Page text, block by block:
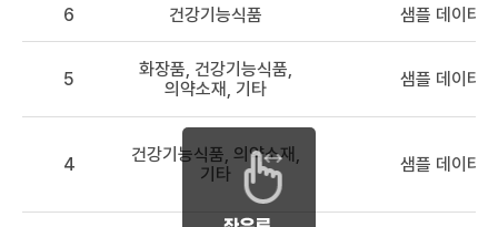
6 건강기능식품 샘플 데이터 6
5
화장품, 건강기능식품,
의약소재, 기타
샘플 데이터 5
4
건강기능식품, 의약소재,
기타
샘플 데이터 4